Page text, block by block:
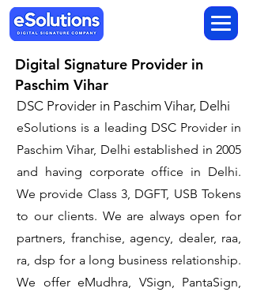
Digital Signature Provider in
Paschim Vihar
DSC Provider in Paschim Vihar, Delhi
eSolutions is a leading DSC Provider in
Paschim Vihar, Delhi established in 2005
and having corporate office in Delhi.
We provide Class 3, DGFT, USB Tokens
to our clients. We are always open for
partners, franchise, agency, dealer, raa,
ra, dsp for a long business relationship.
We offer eMudhra, VSign, PantaSign,